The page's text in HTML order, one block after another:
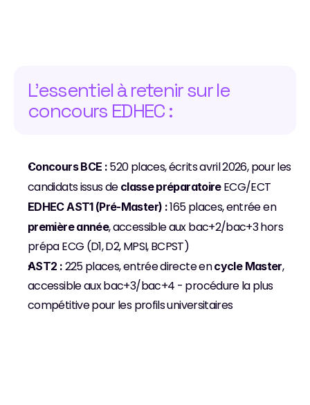
L'essentiel à retenir sur le
concours EDHEC :
Concours BCE : 520 places, écrits avril 2026, pour les
candidats issus de classe préparatoire ECG/ECT
EDHEC AST1 (Pré-Master) : 165 places, entrée en
première année, accessible aux bac+2/bac+3 hors
prépa ECG (D1, D2, MPSI, BCPST)
AST2 : 225 places, entrée directe en cycle Master,
accessible aux bac+3/bac+4 - procédure la plus
compétitive pour les profils universitaires